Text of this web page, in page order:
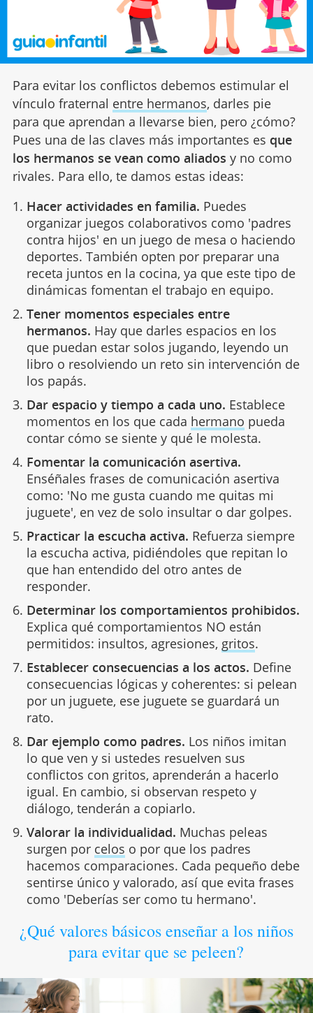
Para evitar los conflictos debemos estimular el
vínculo fraternal entre hermanos, darles pie
para que aprendan a llevarse bien, pero ¿cómo?
Pues una de las claves más importantes es que
los hermanos se vean como aliados y no como
rivales. Para ello, te damos estas ideas:
Hacer actividades en familia. Puedes
organizar juegos colaborativos como 'padres
contra hijos' en un juego de mesa o haciendo
deportes. También opten por preparar una
receta juntos en la cocina, ya que este tipo de
dinámicas fomentan el trabajo en equipo.
Tener momentos especiales entre
hermanos. Hay que darles espacios en los
que puedan estar solos jugando, leyendo un
libro o resolviendo un reto sin intervención de
los papás.
Dar espacio y tiempo a cada uno. Establece
momentos en los que cada hermano pueda
contar cómo se siente y qué le molesta.
Fomentar la comunicación asertiva.
Enséñales frases de comunicación asertiva
como: 'No me gusta cuando me quitas mi
juguete', en vez de solo insultar o dar golpes.
Practicar la escucha activa. Refuerza siempre
la escucha activa, pidiéndoles que repitan lo
que han entendido del otro antes de
responder.
Determinar los comportamientos prohibidos.
Explica qué comportamientos NO están
permitidos: insultos, agresiones, gritos.
Establecer consecuencias a los actos. Define
consecuencias lógicas y coherentes: si pelean
por un juguete, ese juguete se guardará un
rato.
Dar ejemplo como padres. Los niños imitan
lo que ven y si ustedes resuelven sus
conflictos con gritos, aprenderán a hacerlo
igual. En cambio, si observan respeto y
diálogo, tenderán a copiarlo.
Valorar la individualidad. Muchas peleas
surgen por celos o por que los padres
hacemos comparaciones. Cada pequeño debe
sentirse único y valorado, así que evita frases
como 'Deberías ser como tu hermano'.
¿Qué valores básicos enseñar a los niños
para evitar que se peleen?